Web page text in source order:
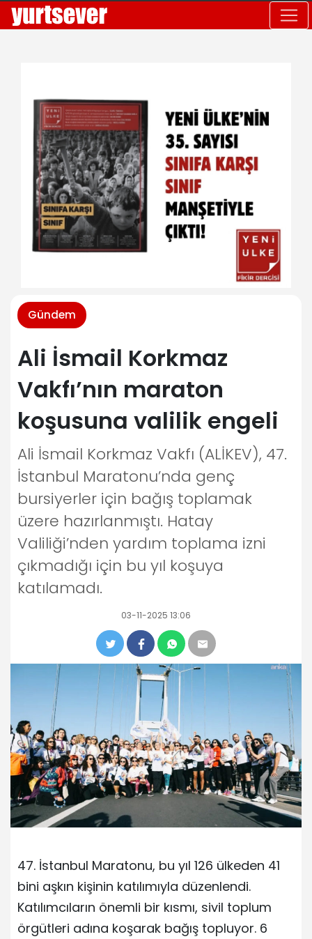
Gündem
Ali İsmail Korkmaz
Vakfı’nın maraton
koşusuna valilik engeli
Ali İsmail Korkmaz Vakfı (ALİKEV), 47.
İstanbul Maratonu’nda genç
bursiyerler için bağış toplamak
üzere hazırlanmıştı. Hatay
Valiliği’nden yardım toplama izni
çıkmadığı için bu yıl koşuya
katılamadı.
03-11-2025 13:06
47. İstanbul Maratonu, bu yıl 126 ülkeden 41
bini aşkın kişinin katılımıyla düzenlendi.
Katılımcıların önemli bir kısmı, sivil toplum
örgütleri adına koşarak bağış topluyor. 6